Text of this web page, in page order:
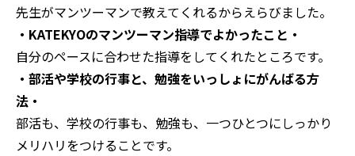
先生がマンツーマンで教えてくれるからえらびました。
・KATEKYOのマンツーマン指導でよかったこと・
自分のペースに合わせた指導をしてくれたところです。
・部活や学校の行事と、勉強をいっしょにがんばる方
法・
部活も、学校の行事も、勉強も、一つひとつにしっかり
メリハリをつけることです。